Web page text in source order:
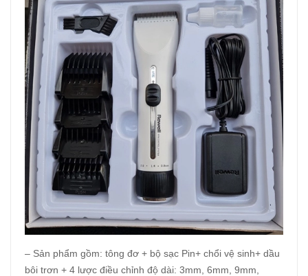
– Sản phẩm gồm: tông đơ + bộ sạc Pin+ chổi vệ sinh+ dầu
bôi trơn + 4 lược điều chỉnh độ dài: 3mm, 6mm, 9mm,